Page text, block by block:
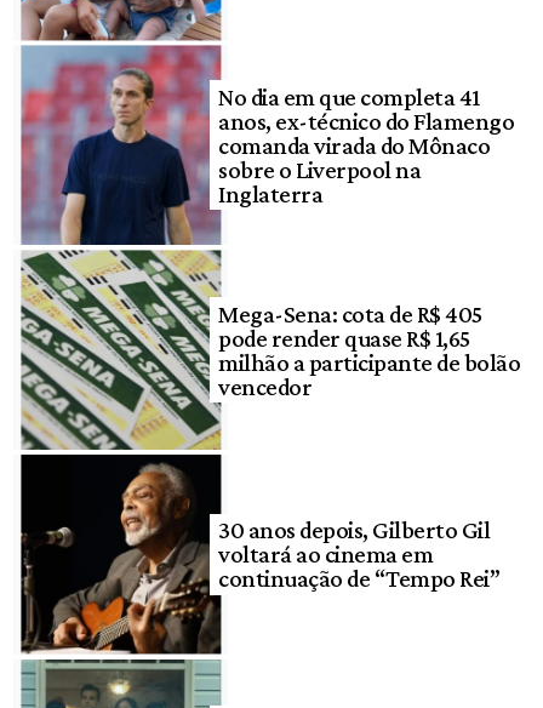
No dia em que completa 41
anos, ex-técnico do Flamengo
comanda virada do Mônaco
sobre o Liverpool na
Inglaterra
Mega-Sena: cota de R$ 405
pode render quase R$ 1,65
milhão a participante de bolão
vencedor
30 anos depois, Gilberto Gil
voltará ao cinema em
continuação de “Tempo Rei”